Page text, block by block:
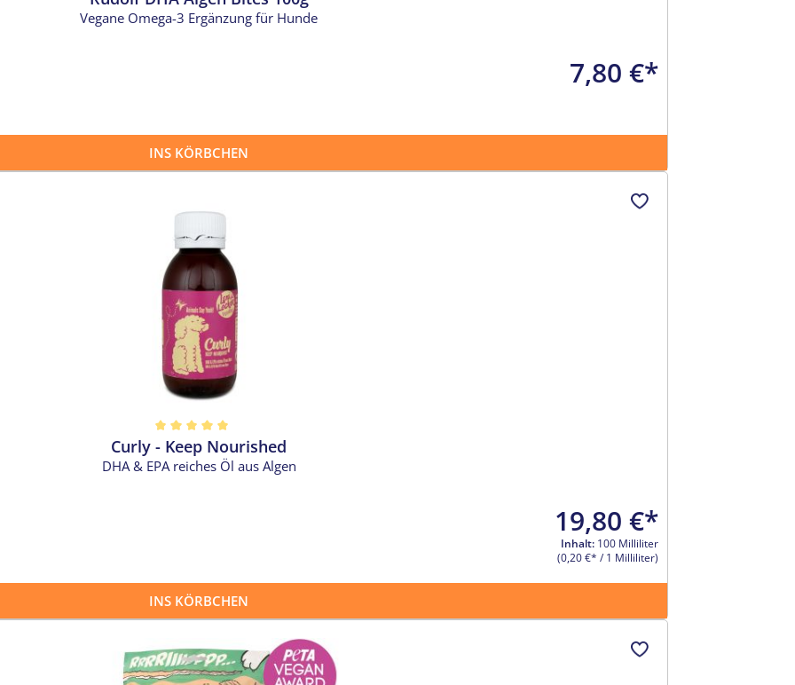
Vegane Omega-3 Ergänzung für Hunde
7,80 €*
INS KÖRBCHEN
5 von 5 SternenCurly - Keep Nourished
DHA & EPA reiches Öl aus Algen
19,80 €*
Inhalt: 100 Milliliter
(0,20 €* / 1 Milliliter)
INS KÖRBCHEN